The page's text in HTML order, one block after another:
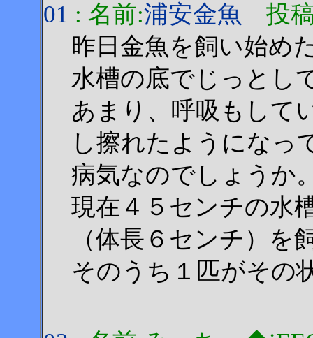
01 : 名前:浦安金魚 投稿
昨日金魚を飼い始め
水槽の底でじっとし
あまり、呼吸もして
し擦れたようになっ
病気なのでしょうか
現在４５センチの水
（体長６センチ）を
そのうち１匹がその